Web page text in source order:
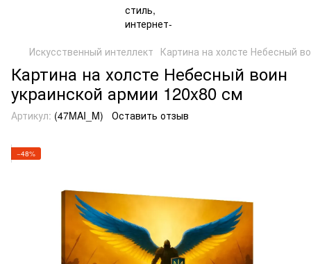
Искусственный интеллект Картина на холсте Небесный
Картина на холсте Небесный воин
украинской армии 120x80 см
Артикул: (47MAI_M) Оставить отзыв
−48%